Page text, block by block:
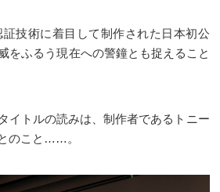
証技術に着目して制作された日本初公
をふるう現在への警鐘とも捉えること
イトルの読みは、制作者であるトニー
のこと……。